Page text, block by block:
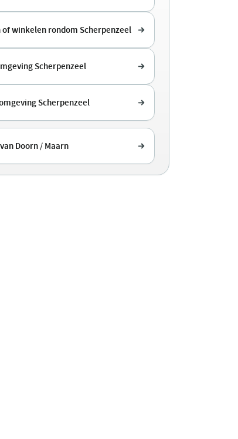
of winkelen rondom Scherpenzeel
Scherpenzeel
Scherpenzeel
Doorn / Maarn